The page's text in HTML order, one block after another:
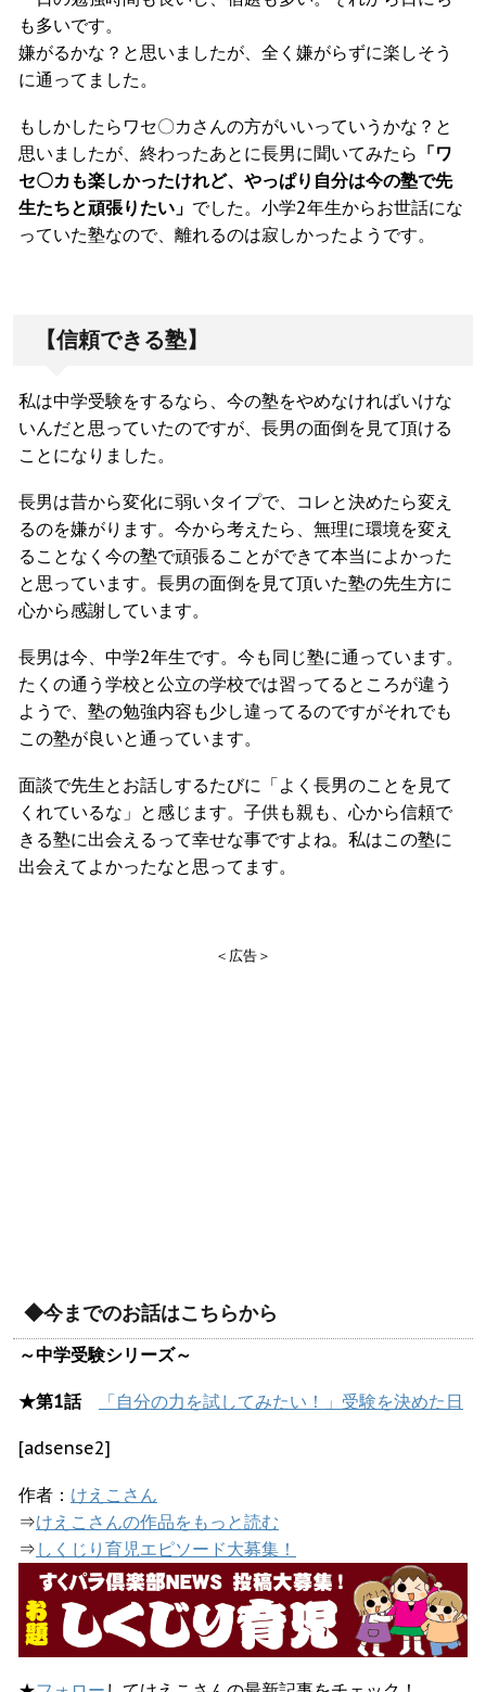
も多いです。
嫌がるかな？と思いましたが、全く嫌がらずに楽しそう
に通ってました。
もしかしたらワセ〇カさんの方がいいっていうかな？と
思いましたが、終わったあとに長男に聞いてみたら 「ワ
セ〇カも楽しかったけれど、やっぱり自分は今の塾で先
生たちと頑張りたい」 でした。小学2年生からお世話にな
っていた塾なので、離れるのは寂しかったようです。
【信頼できる塾】
私は中学受験をするなら、今の塾をやめなければいけな
いんだと思っていたのですが、長男の面倒を見て頂ける
ことになりました。
長男は昔から変化に弱いタイプで、コレと決めたら変え
るのを嫌がります。今から考えたら、無理に環境を変え
ることなく今の塾で頑張ることができて本当によかった
と思っています。長男の面倒を見て頂いた塾の先生方に
心から感謝しています。
長男は今、中学2年生です。今も同じ塾に通っています。
たくの通う学校と公立の学校では習ってるところが違う
ようで、塾の勉強内容も少し違ってるのですがそれでも
この塾が良いと通っています。
面談で先生とお話しするたびに「よく長男のことを見て
くれているな」と感じます。子供も親も、心から信頼で
きる塾に出会えるって幸せな事ですよね。私はこの塾に
出会えてよかったなと思ってます。
＜広告＞
◆今までのお話はこちらから
～中学受験シリーズ～
★第1話 「自分の力を試してみたい！」受験を決めた日
[adsense2]
作者： けえこさん
⇒けえこさんの作品をもっと読む
⇒ しくじり育児エピソード大募集！